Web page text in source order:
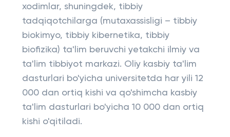
xodimlar, shuningdek, tibbiy
tadqiqotchilarga (mutaxassisligi – tibbiy
biokimyo, tibbiy kibernetika, tibbiy
biofizika) ta'lim beruvchi yetakchi ilmiy va
ta'lim tibbiyot markazi. Oliy kasbiy ta'lim
dasturlari bo'yicha universitetda har yili 12
000 dan ortiq kishi va qo'shimcha kasbiy
ta'lim dasturlari bo'yicha 10 000 dan ortiq
kishi o'qitiladi.